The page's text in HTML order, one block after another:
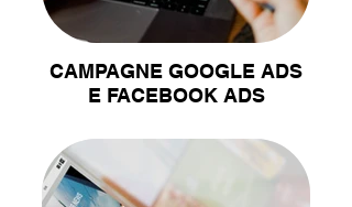
CAMPAGNE GOOGLE ADS
E FACEBOOK ADS